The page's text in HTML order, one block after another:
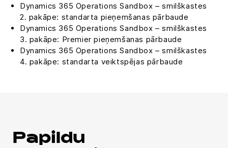
Dynamics 365 Operations Sandbox – smilškastes
2. pakāpe: standarta pieņemšanas pārbaude
Dynamics 365 Operations Sandbox – smilškastes
3. pakāpe: Premier pieņemšanas pārbaude
Dynamics 365 Operations Sandbox – smilškastes
4. pakāpe: standarta veiktspējas pārbaude
Papildu